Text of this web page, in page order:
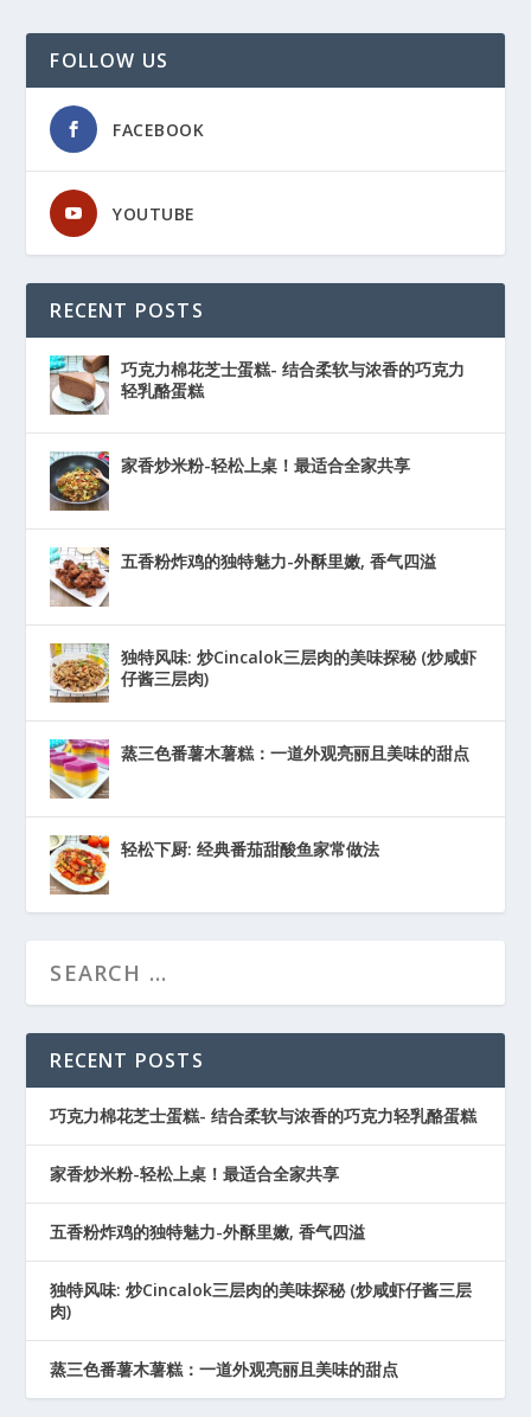
FOLLOW US
FACEBOOK
YOUTUBE
RECENT POSTS
巧克力棉花芝士蛋糕- 结合柔软与浓香的巧克力
轻乳酪蛋糕
家香炒米粉-轻松上桌！最适合全家共享
五香粉炸鸡的独特魅力-外酥里嫩, 香气四溢
独特风味: 炒Cincalok三层肉的美味探秘 (炒咸虾
仔酱三层肉)
蒸三色番薯木薯糕：一道外观亮丽且美味的甜点
轻松下厨: 经典番茄甜酸鱼家常做法
RECENT POSTS
巧克力棉花芝士蛋糕- 结合柔软与浓香的巧克力轻乳酪蛋糕
家香炒米粉-轻松上桌！最适合全家共享
五香粉炸鸡的独特魅力-外酥里嫩, 香气四溢
独特风味: 炒Cincalok三层肉的美味探秘 (炒咸虾仔酱三层
肉)
蒸三色番薯木薯糕：一道外观亮丽且美味的甜点